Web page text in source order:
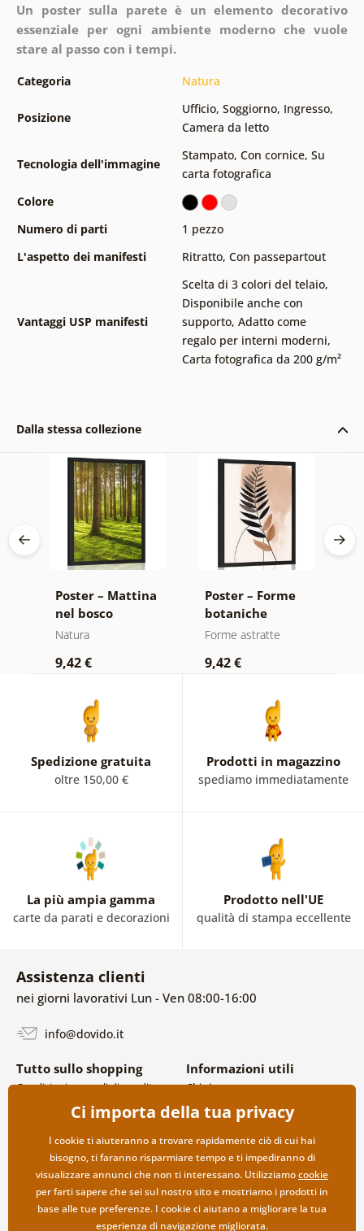
Un poster sulla parete è un elemento decorativo
essenziale per ogni ambiente moderno che vuole
stare al passo con i tempi.
Categoria Natura
Posizione
Ufficio, Soggiorno, Ingresso,
Camera da letto
Tecnologia dell'immagine
Stampato, Con cornice, Su
carta fotografica
Colore
Numero di parti
1 pezzo
L'aspetto dei manifesti
Ritratto, Con passepartout
Vantaggi USP manifesti
Scelta di 3 colori del telaio,
Disponibile anche con
supporto, Adatto come
regalo per interni moderni,
Carta fotografica da 200 g/m²
Dalla stessa collezione
Poster – Mattina
nel bosco
Natura
9,42 €
Poster – Forme
botaniche
astratte felce
Forme astratte
9,42 €
Spedizione gratuita
oltre 150,00 €
Prodotti in magazzino
spediamo immediatamente
La più ampia gamma
carte da parati e decorazioni
Prodotto nell'UE
qualità di stampa eccellente
Assistenza clienti
nei giorni lavorativi Lun - Ven 08:00-16:00
info@dovido.it
Tutto sullo shopping
Condizioni generali di vendita e
Politica sulla privacy
Opzioni di spedizione e
pagamento
Reso della merce
Informazioni utili
Chi siamo
FAQ
Contatti
Collaborazione all’ingrosso
Ci importa della tua privacy
I cookie ti aiuteranno a trovare rapidamente ciò di cui hai
bisogno, ti faranno risparmiare tempo e ti impediranno di
visualizzare annunci che non ti interessano. Utilizziamocookie
per farti sapere che sei sul nostro sito e mostriamo i prodotti in
base alle tue preferenze. I cookie ci aiutano a migliorare la tua
esperienza di navigazione migliorata.